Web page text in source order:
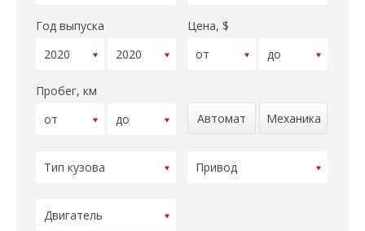
Год выпуска Цена, $
Пробег, км
Автомат
Механика